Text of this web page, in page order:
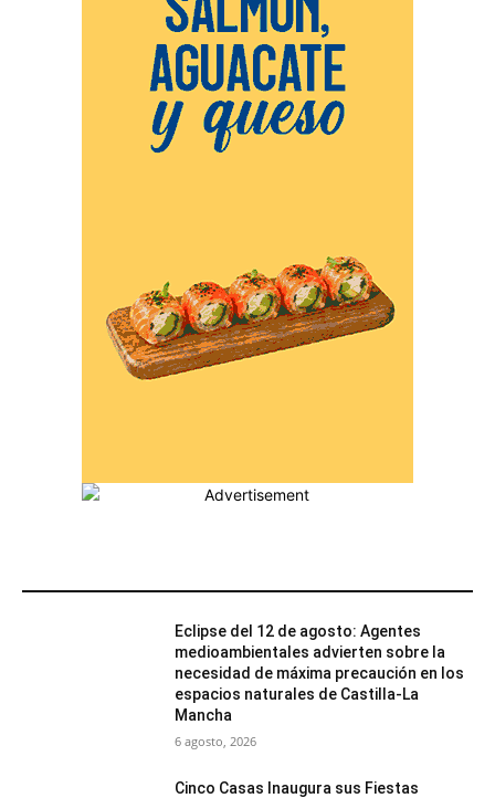
Eclipse del 12 de agosto: Agentes
medioambientales advierten sobre la
necesidad de máxima precaución en los
espacios naturales de Castilla-La
Mancha
6 agosto, 2026
Cinco Casas Inaugura sus Fiestas